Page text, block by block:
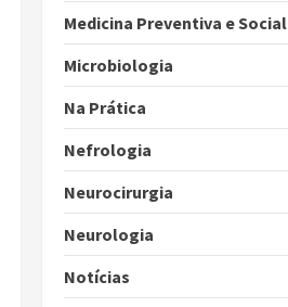
Medicina Preventiva e Social
Microbiologia
Na Prática
Nefrologia
Neurocirurgia
Neurologia
Notícias